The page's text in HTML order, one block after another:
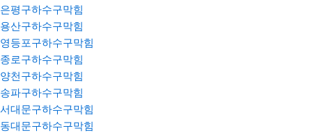
은평구하수구막힘
용산구하수구막힘
영등포구하수구막힘
종로구하수구막힘
양천구하수구막힘
송파구하수구막힘
서대문구하수구막힘
동대문구하수구막힘